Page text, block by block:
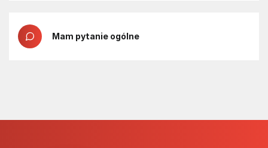
Mam pytanie ogólne